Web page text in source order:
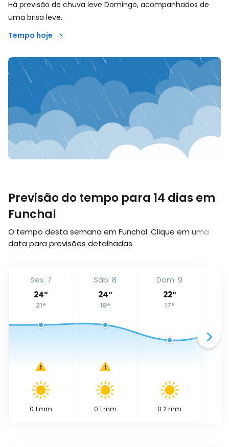
Há previsão de chuva leve Domingo, acompanhados de
uma brisa leve.
Tempo hoje
Previsão do tempo para 14 dias em
Funchal
O tempo desta semana em Funchal. Clique em uma
data para previsões detalhadas
Sex. 7
24°
21°
0.1 mm
Sáb. 8
24°
18°
0.1 mm
Dom. 9
22°
17°
0.2mm